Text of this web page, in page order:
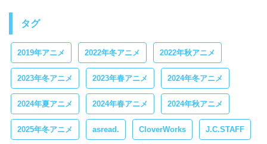
タグ
2019年アニメ 2022年冬アニメ 2022年秋アニメ
2023年冬アニメ 2023年春アニメ 2024年冬アニメ
2024年夏アニメ 2024年春アニメ 2024年秋アニメ
2025年冬アニメ asread. CloverWorks J.C.STAFF